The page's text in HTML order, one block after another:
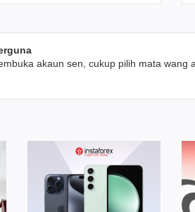
akaun sen, cukup pilih mata wang